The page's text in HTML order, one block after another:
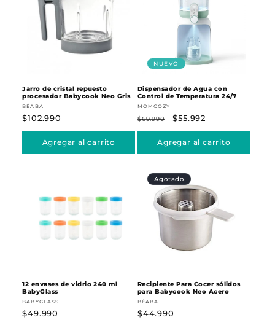
Jarro de cristal repuesto
procesador Babycook Neo Gris
Proveedor:
BÉABA
Precio
habitual
$102.990
Agregar al carrito
20% OFF
NUEVO
Dispensador de Agua con
Control de Temperatura 24/7
Proveedor:
MOMCOZY
Precio
habitual
$69.990
Precio
de
oferta
$55.992
Agregar al carrito
12 envases de vidrio 240 ml
BabyGlass
Proveedor:
BABYGLASS
Precio
$49.990
Agotado
Recipiente Para Cocer sólidos
para Babycook Neo Acero
Proveedor:
BÉABA
Precio
$44.990